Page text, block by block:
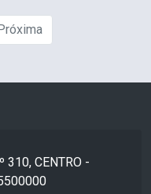
310, CENTRO -